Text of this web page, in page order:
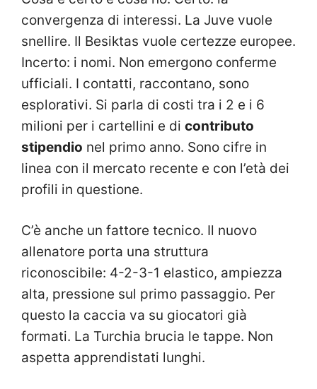
convergenza di interessi. La Juve vuole
snellire. Il Besiktas vuole certezze europee.
Incerto: i nomi. Non emergono conferme
ufficiali. I contatti, raccontano, sono
esplorativi. Si parla di costi tra i 2 e i 6
milioni per i cartellini e di contributo
stipendio nel primo anno. Sono cifre in
linea con il mercato recente e con l’età dei
profili in questione.
C’è anche un fattore tecnico. Il nuovo
allenatore porta una struttura
riconoscibile: 4-2-3-1 elastico, ampiezza
alta, pressione sul primo passaggio. Per
questo la caccia va su giocatori già
formati. La Turchia brucia le tappe. Non
aspetta apprendistati lunghi.